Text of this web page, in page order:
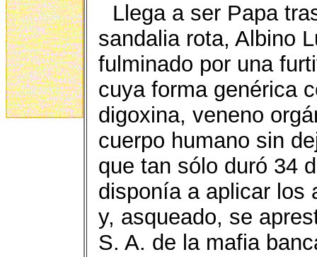
Llega a ser Papa
sandalia rota, Albino
fulminado por una
cuya forma genérica
digoxina, veneno
cuerpo humano sin
que tan sólo duró 34
disponía a aplicar los
y, asqueado, se
S. A. de la mafia